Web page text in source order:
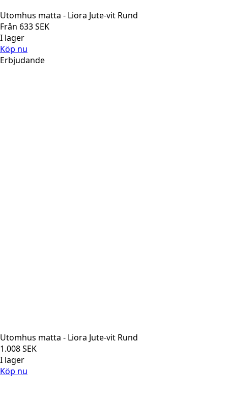
Utomhus matta - Liora Jute-vit Rund
Från 633SEK
I lager
Köp nu
Erbjudande
Utomhus matta - Liora Jute-vit Rund
1.008SEK
I lager
Köp nu